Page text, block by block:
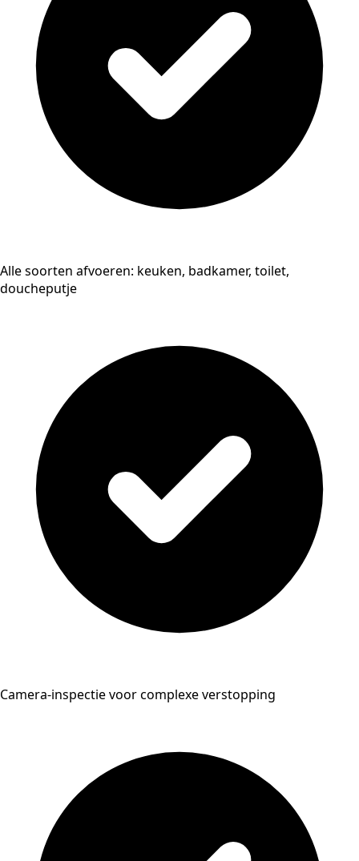
Alle soorten afvoeren: keuken, badkamer, toilet,
doucheputje
Camera-inspectie voor complexe verstopping